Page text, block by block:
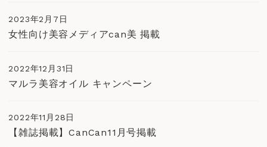
女性向け美容メディアcan美 掲載
2023年2月7日
マルラ美容オイル キャンペーン
2022年12月31日
【雑誌掲載】CanCan11月号掲載
2022年11月28日